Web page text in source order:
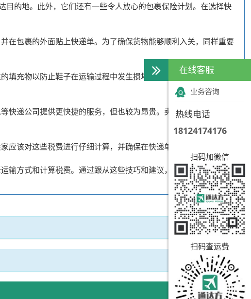
的地。此外，它们还有一些令人放心的包裹保险计划。在选择快
在包裹的外面贴上快递单。为了确保货物能够顺利入关，同样重要
充物以防止鞋子在运输过程中发生损坏。同时，必须使用足够数
递公司提供更快捷的服务，但也较为昂贵。卖家可以根据自身需
该对这些税费进行仔细计算，并确保在快递单上填写相应信息以
输方式和计算税费。通过跟从这些技巧和建议，卖家可以确保包裹
在线客服
业务咨询
热线电话
18124174176
扫码加微信
扫码查运费